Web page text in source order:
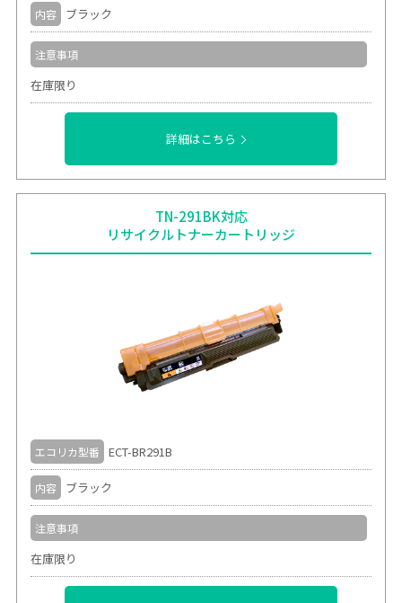
内容 ブラック
注意事項
在庫限り
詳細はこちら
TN-291BK対応
リサイクルトナーカートリッジ
エコリカ型番 ECT-BR291B
内容 ブラック
注意事項
在庫限り